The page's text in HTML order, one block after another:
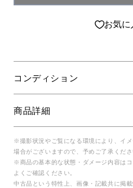
お気に
コンディション
商品詳細
※撮影状況やご覧になる環境により、イ
場合がございますので、予めご了承くださ
※商品の基本的な状態・ダメージ内容は
よくご確認ください。
中古品という特性上、画像・記載共に掲